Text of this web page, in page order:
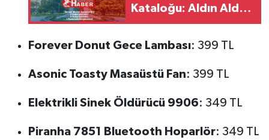
Kataloğu: Aldın Aldın
İndirimlerinin Tam
Listesi
Forever Donut Gece Lambası: 399 TL
Asonic Toasty Masaüstü Fan: 399 TL
Elektrikli Sinek Öldürücü 9906: 349 TL
Piranha 7851 Bluetooth Hoparlör: 349 TL